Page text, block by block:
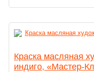
Краска масляная
индиго, «Мастер-